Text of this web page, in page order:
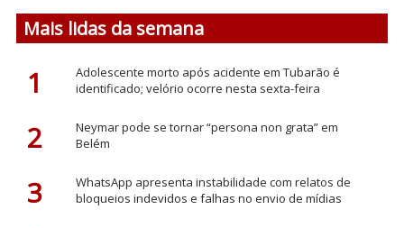
Mais lidas da semana
1
Adolescente morto após acidente em Tubarão é
identificado; velório ocorre nesta sexta-feira
2
Neymar pode se tornar “persona non grata” em
Belém
3
WhatsApp apresenta instabilidade com relatos de
bloqueios indevidos e falhas no envio de mídias